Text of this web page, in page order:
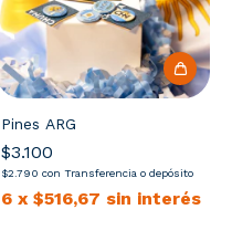
Pines ARG
$3.100
$2.790 con Transferencia o depósito
6 x $516,67 sin interés